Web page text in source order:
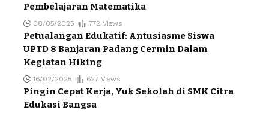
Pembelajaran Matematika
08/05/2025 772 Views
Petualangan Edukatif: Antusiasme Siswa
UPTD 8 Banjaran Padang Cermin Dalam
Kegiatan Hiking
16/02/2025 627 Views
Pingin Cepat Kerja, Yuk Sekolah di SMK Citra
Edukasi Bangsa